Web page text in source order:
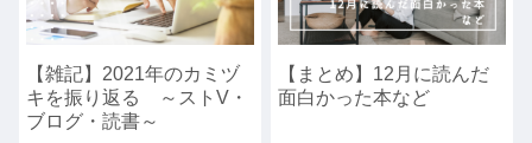
【雑記】2021年のカミヅ
キを振り返る ～ストV・
ブログ・読書～
【まとめ】12月に読んだ
面白かった本など